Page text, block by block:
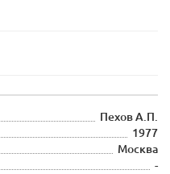
Пехов А.П.
1977
Москва
-